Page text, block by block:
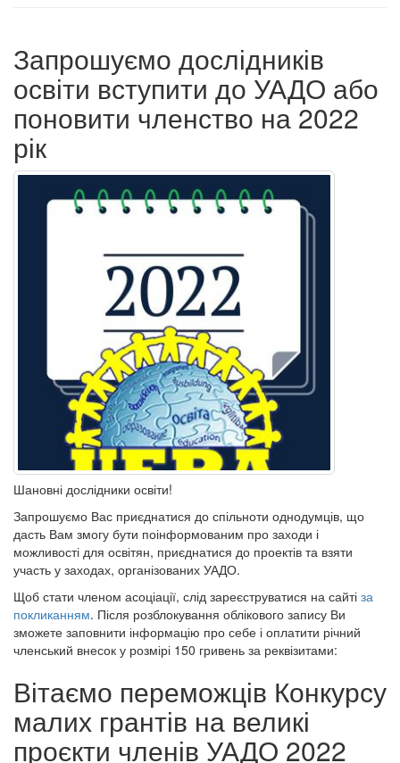
Запрошуємо дослідників
освіти вступити до УАДО або
поновити членство на 2022
рік
Шановні дослідники освіти!
Запрошуємо Вас приєднатися до спільноти однодумців, що
дасть Вам змогу бути поінформованим про заходи і
можливості для освітян, приєднатися до проектів та взяти
участь у заходах, організованих УАДО.
Щоб стати членом асоціації, слід зареєструватися на сайті за
покликанням. Після розблокування облікового запису Ви
зможете заповнити інформацію про себе і оплатити річний
членський внесок у розмірі 150 гривень за реквізитами:
Вітаємо переможців Конкурсу
малих грантів на великі
проєкти членів УАДО 2022